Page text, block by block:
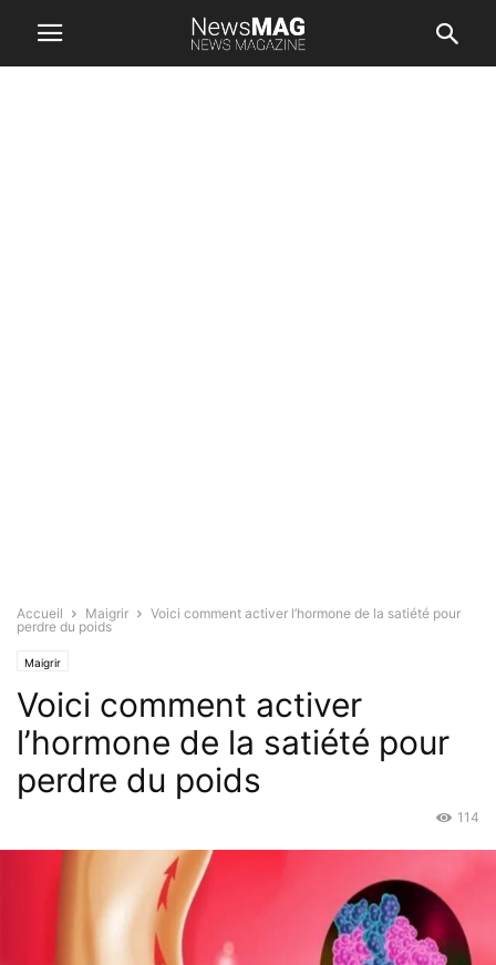
Accueil Maigrir
Voici comment activer l’hormone de la satiété pour
perdre du poids
Maigrir
Voici comment activer
l’hormone de la satiété pour
perdre du poids
114